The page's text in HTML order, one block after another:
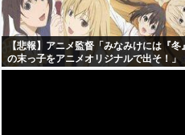
【悲報】アニメ監督「みなみけには『
の末っ子をアニメオリジナルで出そ！」